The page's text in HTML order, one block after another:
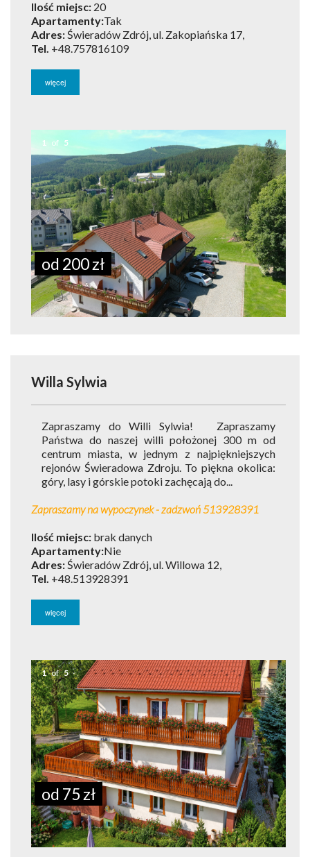
Ilość miejsc: 20
Apartamenty:Tak
Adres:Świeradów Zdrój, ul. Zakopiańska 17,
Tel. +48.757816109
więcej
1 of 5
od 200 zł
Willa Sylwia
Zapraszamy do Willi Sylwia! Zapraszamy
Państwa do naszej willi położonej 300 m od
centrum miasta, w jednym z najpiękniejszych
rejonów Świeradowa Zdroju. To piękna okolica:
góry, lasy i górskie potoki zachęcają do...
Zapraszamy na wypoczynek - zadzwoń 513928391
Ilość miejsc: brak danych
Apartamenty:Nie
Adres:Świeradów Zdrój, ul. Willowa 12,
Tel. +48.513928391
więcej
1 of 5
od 75 zł